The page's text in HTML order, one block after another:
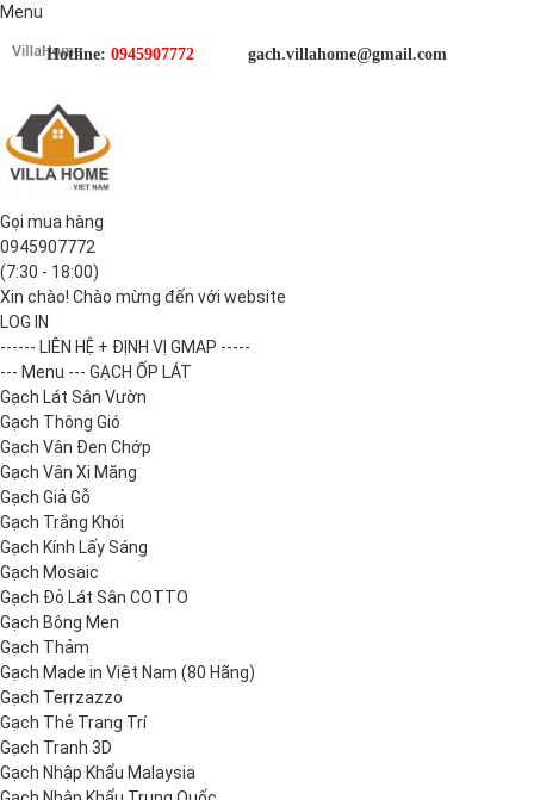
Menu
Hotline: 0945907772 gach.villahome@gmail.com
Gọi mua hàng
0945907772
(7:30 - 18:00)
Xin chào! Chào mừng đến với website
LOG IN
------ LIÊN HỆ + ĐỊNH VỊ GMAP -----
--- Menu --- GẠCH ỐP LÁT
Gạch Lát Sân Vườn
Gạch Thông Gió
Gạch Vân Đen Chớp
Gạch Vân Xi Măng
Gạch Giả Gỗ
Gạch Trắng Khói
Gạch Kính Lấy Sáng
Gạch Mosaic
Gạch Đỏ Lát Sân COTTO
Gạch Bông Men
Gạch Thảm
Gạch Made in Việt Nam (80 Hãng)
Gạch Terrzazzo
Gạch Thẻ Trang Trí
Gạch Tranh 3D
Gạch Nhập Khẩu Malaysia